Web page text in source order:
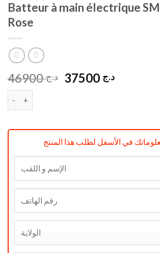
Batteur à main électrique
Rose
د.ج46900
Le
د.ج 46900.
د.جLe
في الأسفل لطلب هذا المنتج